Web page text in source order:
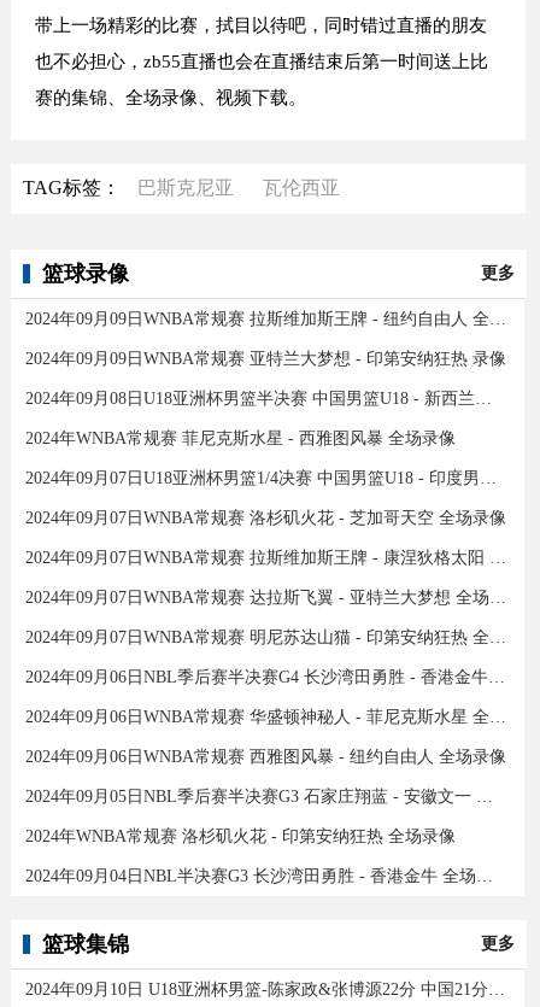
带上一场精彩的比赛，拭目以待吧，同时错过直播的朋友
也不必担心，zb55直播也会在直播结束后第一时间送上比
赛的集锦、全场录像、视频下载。
TAG标签： 巴斯克尼亚 瓦伦西亚
篮球录像 更多
2024年09月09日WNBA常规赛 拉斯维加斯王牌 - 纽约自由人 全场录像
2024年09月09日WNBA常规赛 亚特兰大梦想 - 印第安纳狂热 录像
2024年09月08日U18亚洲杯男篮半决赛 中国男篮U18 - 新西兰男篮U18 录像
2024年WNBA常规赛 菲尼克斯水星 - 西雅图风暴 全场录像
2024年09月07日U18亚洲杯男篮1/4决赛 中国男篮U18 - 印度男篮U18 录像
2024年09月07日WNBA常规赛 洛杉矶火花 - 芝加哥天空 全场录像
2024年09月07日WNBA常规赛 拉斯维加斯王牌 - 康涅狄格太阳 全场录像
2024年09月07日WNBA常规赛 达拉斯飞翼 - 亚特兰大梦想 全场录像
2024年09月07日WNBA常规赛 明尼苏达山猫 - 印第安纳狂热 全场录像
2024年09月06日NBL季后赛半决赛G4 长沙湾田勇胜 - 香港金牛 全场录像
2024年09月06日WNBA常规赛 华盛顿神秘人 - 菲尼克斯水星 全场录像
2024年09月06日WNBA常规赛 西雅图风暴 - 纽约自由人 全场录像
2024年09月05日NBL季后赛半决赛G3 石家庄翔蓝 - 安徽文一 全场录像
2024年WNBA常规赛 洛杉矶火花 - 印第安纳狂热 全场录像
2024年09月04日NBL半决赛G3 长沙湾田勇胜 - 香港金牛 全场录像
篮球集锦 更多
2024年09月10日 U18亚洲杯男篮-陈家政&张博源22分 中国21分大胜约旦夺季军！